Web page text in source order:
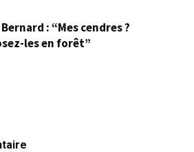
: “Mes cendres ?
les en forêt”